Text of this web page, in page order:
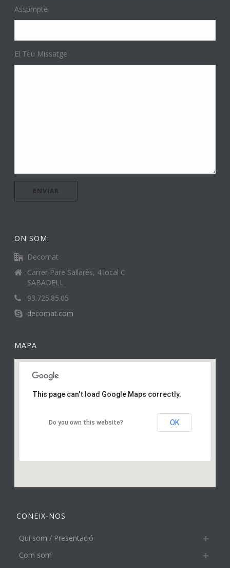
Assumpte
El Teu Missatge
ON SOM:
Decomat
Carrer Pare Sallarès, 4 local C
SABADELL
93.725.85.05
decomat.com
MAPA
This page can't load Google Maps correctly.
Do you own this website? OK
CONEIX-NOS
Qui som / Presentació
Com som